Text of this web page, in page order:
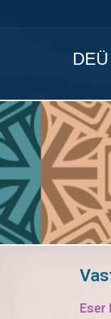
Eser